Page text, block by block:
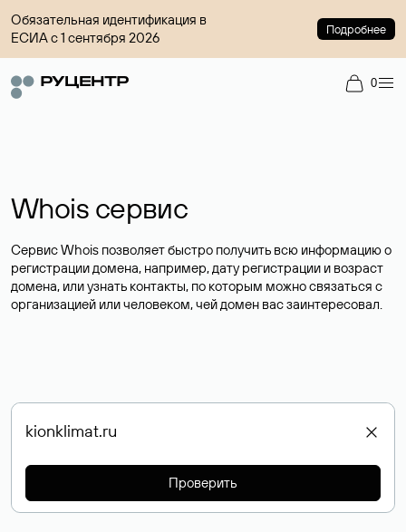
Обязательная идентификация в
ЕСИА с 1 сентября 2026
Подробнее
0
Whois сервис
Сервис Whois позволяет быстро получить всю информацию о
регистрации домена, например, дату регистрации и возраст
домена, или узнать контакты, по которым можно связаться с
организацией или человеком, чей домен вас заинтересовал.
Проверить